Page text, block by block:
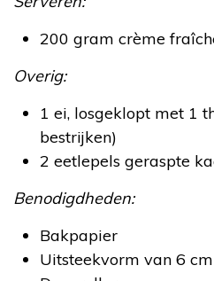
200 gram crème
Overig:
1 ei, losgeklopt met 1
bestrijken)
2 eetlepels geraspte
Benodigdheden:
Bakpapier
Uitsteekvorm van 6 cm